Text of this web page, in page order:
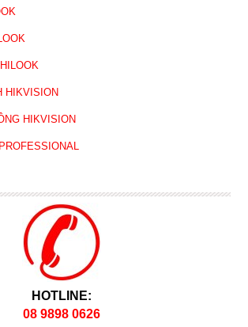
HIKVISION
HIKVISION
HOTLINE:
08 9898 0626